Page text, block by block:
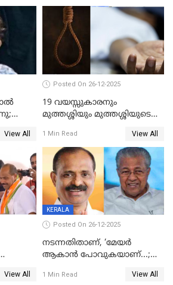
View All
Posted On 26-12-2025
19 വയസ്സുകാരനും
മുത്തശ്ശിയും മുത്തശ്ശിയുടെ
മരിച്ചനിലയിൽ
1 Min Read View All
View All
KERALA
Posted On 26-12-2025
നടന്നതിതാണ്, ‘മേയർ
ആകാൻ പോവുകയാണ്...;
മുഖ്യമന്ത്രിയുടെ ഓഫീസ്
1 Min Read View All